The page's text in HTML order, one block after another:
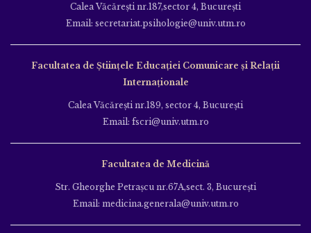
Calea Văcăreşti nr.187,sector 4, Bucureşti
Email: secretariat.psihologie@univ.utm.ro
Facultatea de Ştiinţele Educației Comunicare și Relații
Internaționale
Calea Văcăreşti nr.189, sector 4, Bucureşti
Email: fscri@univ.utm.ro
Facultatea de Medicină
Str. Gheorghe Petraşcu nr.67A,sect. 3, Bucureşti
Email: medicina.generala@univ.utm.ro